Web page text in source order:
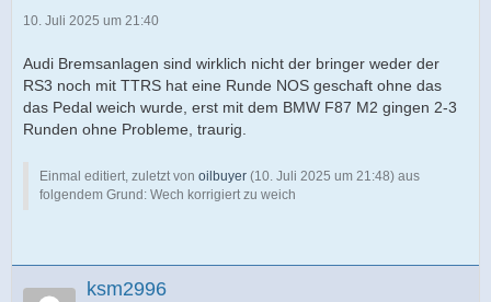
10. Juli 2025 um 21:40
Audi Bremsanlagen sind wirklich nicht der bringer weder der
RS3 noch mit TTRS hat eine Runde NOS geschaft ohne das
das Pedal weich wurde, erst mit dem BMW F87 M2 gingen 2-3
Runden ohne Probleme, traurig.
Einmal editiert, zuletzt von oilbuyer (10. Juli 2025 um 21:48) aus
folgendem Grund: Wech korrigiert zu weich
ksm2996